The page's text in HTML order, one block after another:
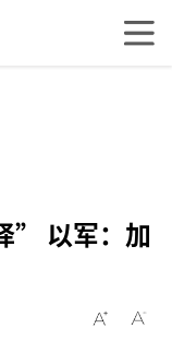
” 以军：加